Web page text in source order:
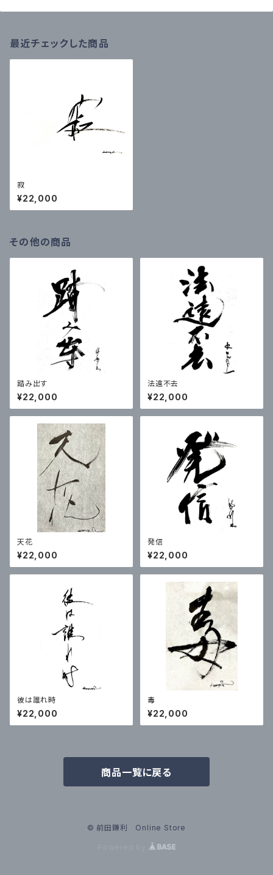
最近チェックした商品
寂
¥22,000
その他の商品
踏み出す
¥22,000
法遠不去
¥22,000
天花
¥22,000
発信
¥22,000
彼は誰れ時
¥22,000
毒
¥22,000
商品一覧に戻る
© 前田鎌利 Online Store